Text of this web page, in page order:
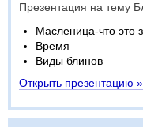
Презентация на тему
Масленица-что это
Время
Виды блинов
Открыть презентацию »